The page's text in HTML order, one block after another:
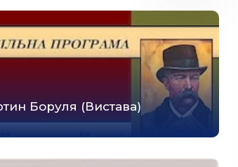
Боруля (Вистава)